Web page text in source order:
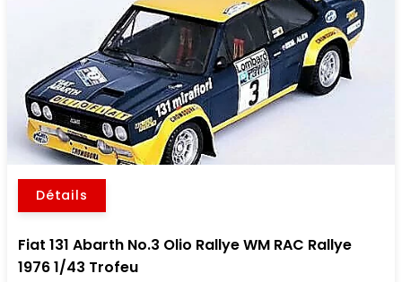
Détails
Fiat 131 Abarth No.3 Olio Rallye WM RAC Rallye
1976 1/43 Trofeu